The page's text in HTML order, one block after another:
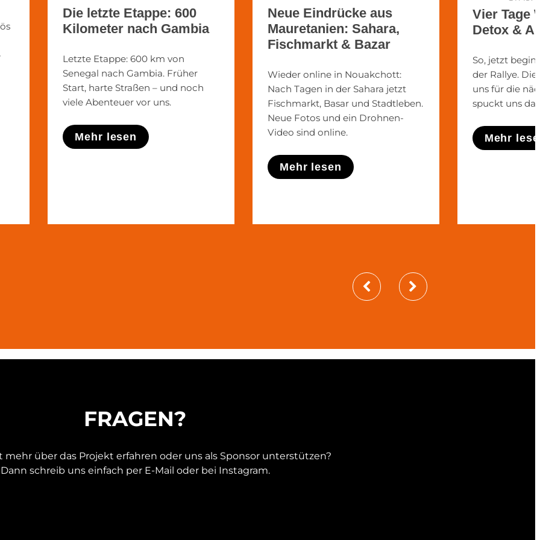
Die letzte Etappe: 600
Kilometer nach Gambia
Letzte Etappe: 600 km von
Senegal nach Gambia. Früher
Start, harte Straßen – und noch
viele Abenteuer vor uns.
Mehr lesen
Neue Eindrücke aus
Mauretanien: Sahara,
Fischmarkt & Bazar
Wieder online in Nouakchott:
Nach Tagen in der Sahara jetzt
Fischmarkt, Basar und Stadtleben.
Neue Fotos und ein Drohnen-
Video sind online.
Mehr lesen
Vier Tage
Detox &
So, jetzt
der Rallye.
uns für die
spuckt uns
Mehr
FRAGEN?
über das Projekt erfahren oder uns als Sponsor unterstützen?
Dann schreib uns einfach per E-Mail oder bei Instagram.